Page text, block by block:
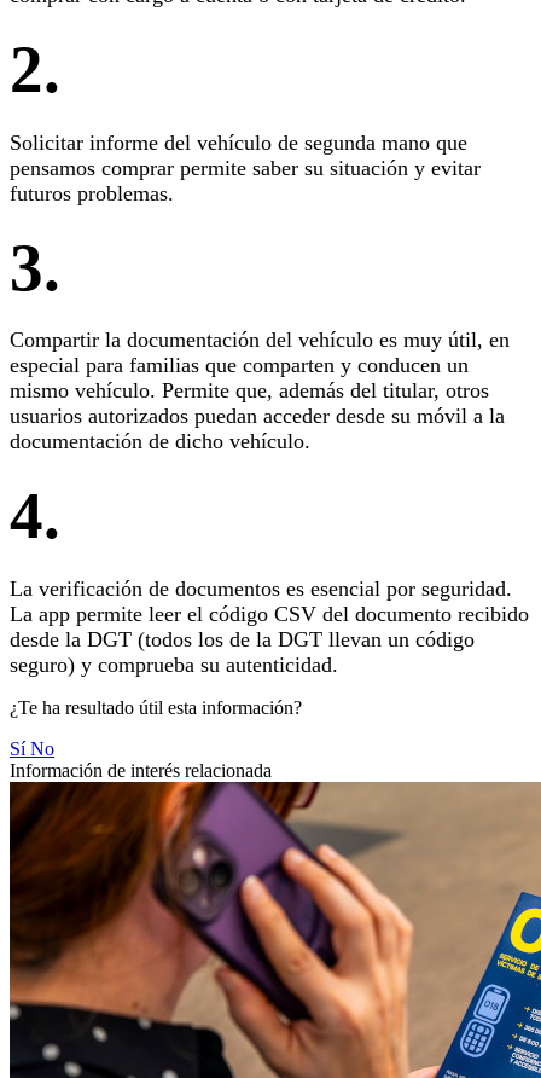
2.
Solicitar informe del vehículo de segunda mano que
pensamos comprar permite saber su situación y evitar
futuros problemas.
3.
Compartir la documentación del vehículo es muy útil, en
especial para familias que comparten y conducen un
mismo vehículo. Permite que, además del titular, otros
usuarios autorizados puedan acceder desde su móvil a la
documentación de dicho vehículo.
4.
La verificación de documentos es esencial por seguridad.
La app permite leer el código CSV del documento recibido
desde la DGT (todos los de la DGT llevan un código
seguro) y comprueba su autenticidad.
¿Te ha resultado útil esta información?
SíNo
Información de interés relacionada